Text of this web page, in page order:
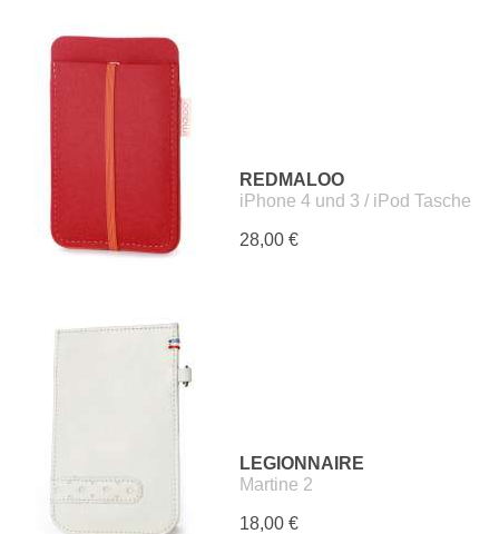
REDMALOO
iPhone 4 und 3 / iPod Tasche
28,00 €
LEGIONNAIRE
Martine 2
18,00 €